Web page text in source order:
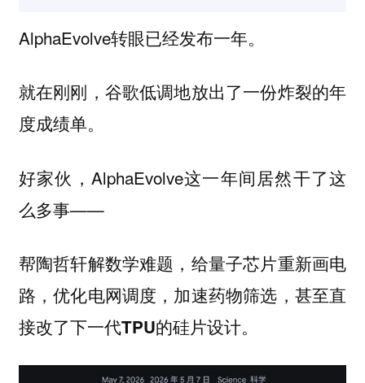
AlphaEvolve转眼已经发布一年。
就在刚刚，谷歌低调地放出了一份炸裂的年
度成绩单。
好家伙，AlphaEvolve这一年间居然干了这
么多事——
帮陶哲轩解数学难题，给量子芯片重新画电
路，优化电网调度，加速药物筛选，甚至直
接改了下一代TPU的硅片设计。